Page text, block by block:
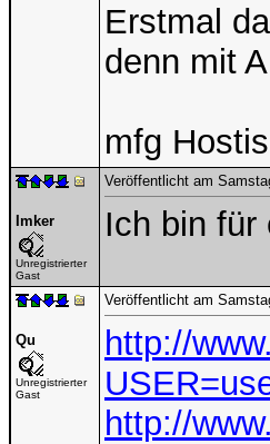
Erstmal
denn mit
mfg Hostis
Imker
Unregistrierter
Gast
Veröffentlicht am
Ich bin
Qu
Unregistrierter
Gast
Veröffentlicht am
http://
http://